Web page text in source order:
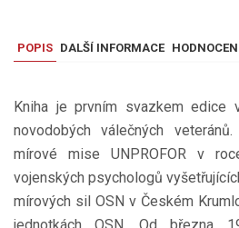
POPIS DALŠÍ INFORMACE
Kniha je prvním svazkem edice
novodobých válečných
mírové mise UNPROFOR v
vojenských psychologů
mírových sil OSN v Českém